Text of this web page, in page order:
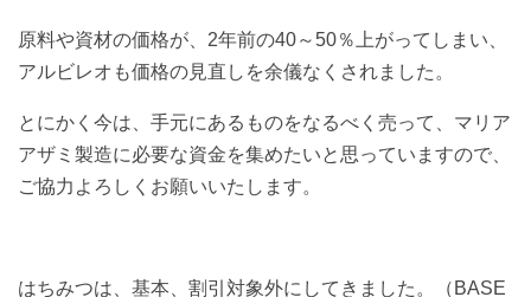
原料や資材の価格が、2年前の40～50％上がってしまい、
アルビレオも価格の見直しを余儀なくされました。
とにかく今は、手元にあるものをなるべく売って、マリア
アザミ製造に必要な資金を集めたいと思っていますので、
ご協力よろしくお願いいたします。
はちみつは、基本、割引対象外にしてきました。（BASE